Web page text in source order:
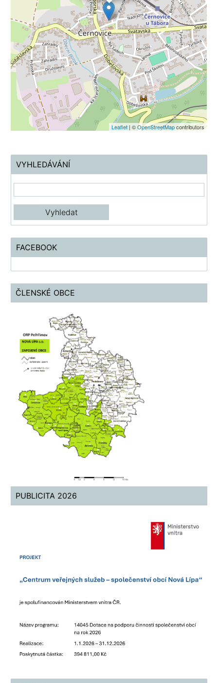
Leaflet| ©OpenStreetMapcontributors
VYHLEDÁVÁNÍ
FACEBOOK
ČLENSKÉ OBCE
PUBLICITA 2026